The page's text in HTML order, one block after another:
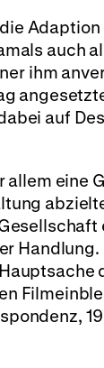
Adaption
auch
ihm
auf
eine
Handlung.